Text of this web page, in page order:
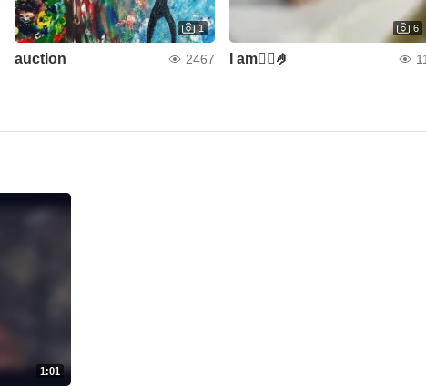
1
auction 2467
6
I am❤️‍🔥🤌
1:01